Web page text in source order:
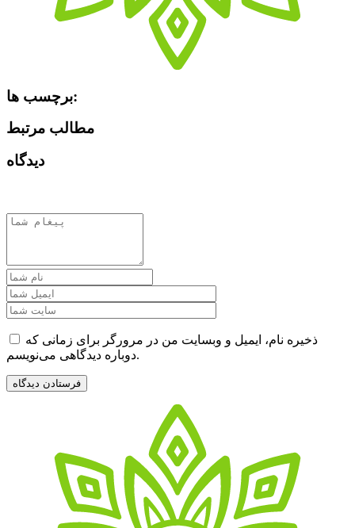
برچسب ها:
مطالب مرتبط
دیدگاه
ذخیره نام، ایمیل و وبسایت من در مرورگر برای زمانی که
دوباره دیدگاهی می‌نویسم.